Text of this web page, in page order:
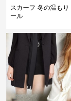
スカーフ 冬の温もり
ール